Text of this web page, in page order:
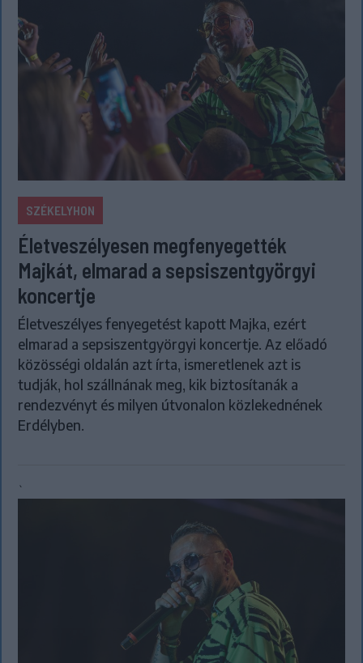
SZÉKELYHON
Életveszélyesen megfenyegették
Majkát, elmarad a sepsiszentgyörgyi
koncertje
Életveszélyes fenyegetést kapott Majka, ezért
elmarad a sepsiszentgyörgyi koncertje. Az előadó
közösségi oldalán azt írta, ismeretlenek azt is
tudják, hol szállnának meg, kik biztosítanák a
rendezvényt és milyen útvonalon közlekednének
Erdélyben.
`